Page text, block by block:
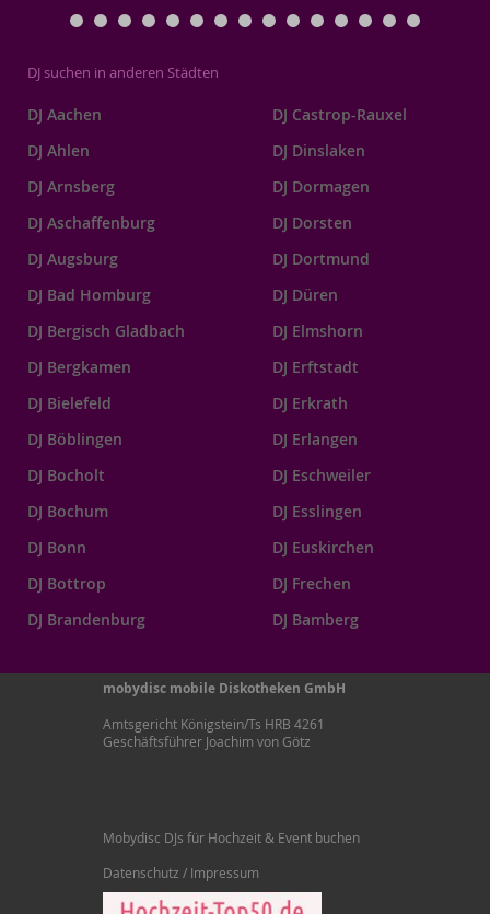
DJ suchen in anderen Städten
DJ Aachen
DJ Ahlen
DJ Arnsberg
DJ Aschaffenburg
DJ Augsburg
DJ Bad Homburg
DJ Bergisch Gladbach
DJ Bergkamen
DJ Bielefeld
DJ Böblingen
DJ Bocholt
DJ Bochum
DJ Bonn
DJ Bottrop
DJ Brandenburg
DJ Castrop-Rauxel
DJ Dinslaken
DJ Dormagen
DJ Dorsten
DJ Dortmund
DJ Düren
DJ Elmshorn
DJ Erftstadt
DJ Erkrath
DJ Erlangen
DJ Eschweiler
DJ Esslingen
DJ Euskirchen
DJ Frechen
DJ Bamberg
mobydisc mobile Diskotheken GmbH
Amtsgericht Königstein/Ts HRB 4261
Geschäftsführer Joachim von Götz
Mobydisc DJs für Hochzeit & Event buchen
Datenschutz / Impressum